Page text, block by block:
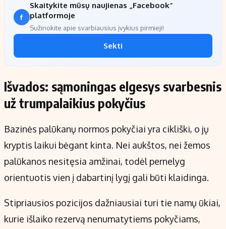
Skaitykite mūsų naujienas „Facebook“
platformoje
Sužinokite apie svarbiausius įvykius pirmieji!
Sekti
Išvados: sąmoningas elgesys svarbesnis
už trumpalaikius pokyčius
Bazinės palūkanų normos pokyčiai yra cikliški, o jų
kryptis laikui bėgant kinta. Nei aukštos, nei žemos
palūkanos nesitęsia amžinai, todėl pernelyg
orientuotis vien į dabartinį lygį gali būti klaidinga.
Stipriausios pozicijos dažniausiai turi tie namų ūkiai,
kurie išlaiko rezervą nenumatytiems pokyčiams,